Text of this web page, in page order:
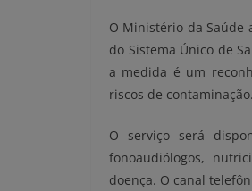
O Ministério da Saúde
do Sistema Único de
a medida é um
riscos de contaminação.
O serviço será
fonoaudiólogos,
doença. O canal